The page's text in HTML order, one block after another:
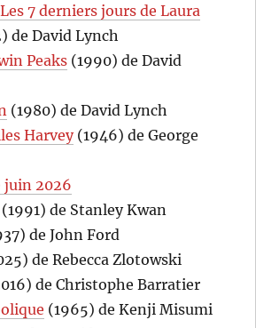
7 derniers jours de Laura
de David Lynch
Peaks (1990) de David
(1980) de David Lynch
Harvey(1946) de George
juin 2026
(1991) de Stanley Kwan
de John Ford
de Rebecca Zlotowski
de Christophe Barratier
(1965) de Kenji Misumi